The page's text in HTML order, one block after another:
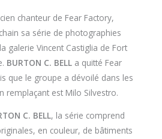
chanteur de Fear Factory,
sa série de photographies
galerie Vincent Castiglia de Fort
BURTON C. BELL a quitté Fear
que le groupe a dévoilé dans les
remplaçant est Milo Silvestro.
C. BELL, la série comprend
en couleur, de bâtiments